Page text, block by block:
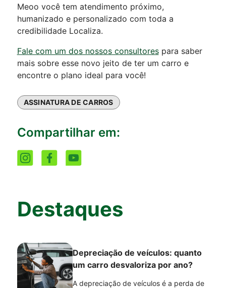
Meoo você tem atendimento próximo,
humanizado e personalizado com toda a
credibilidade Localiza.
Fale com um dos nossos consultorespara saber
mais sobre esse novo jeito de ter um carro e
encontre o plano ideal para você!
ASSINATURA DE CARROS
Compartilhar em:
Destaques
Depreciação de veículos: quanto
um carro desvaloriza por ano?
A depreciação de veículos é a perda de